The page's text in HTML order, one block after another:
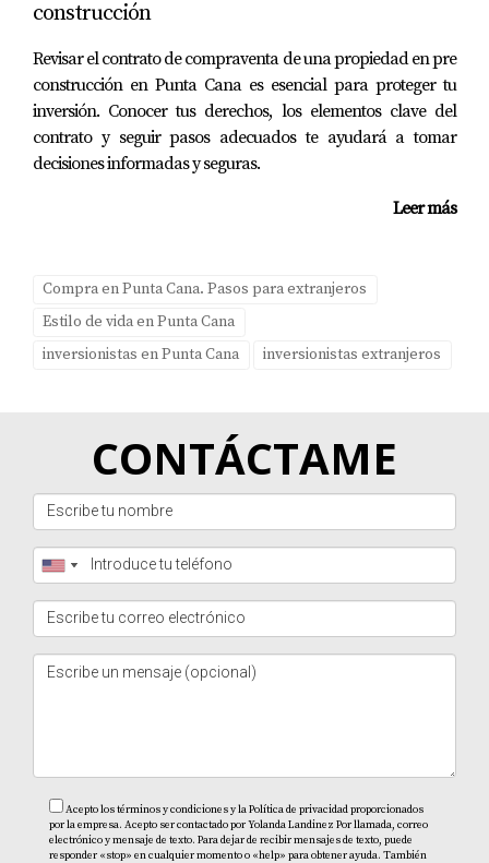
presente las expectativas y deseos de tus futuros
huéspedes. ¡No dudes en contactar a Yolanda Landinez
si necesitas asesoría personalizada sobre tu próxima
aventura en Punta Cana!
Preguntas Frecuentes
¿Cuál es el mejor momento para visitar Punta
¿Qué tipo de alojamiento es más adecuado
ideales para familias, ya que ofrecen entretenimiento y
comodidad.
¿Existen opciones sostenibles en Punta Cana?
Sí, hay eco-lodges y resorts que promueven prácticas
sostenibles y ofrecen experiencias centradas en la
naturaleza.
¿Qué actividades se recomiendan para
recomendadas.
¿Es seguro viajar a Punta Cana?
construcción
Revisar el contrato de compraventa de una propiedad en pre
construcción en Punta Cana es esencial para proteger tu
inversión. Conocer tus derechos, los elementos clave del
contrato y seguir pasos adecuados te ayudará a tomar
decisiones informadas y seguras.
Leer más
Compra en Punta Cana. Pasos para extranjeros
Estilo de vida en Punta Cana
inversionistas en Punta Cana
inversionistas extranjeros
CONTÁCTAME
Acepto los términos y condiciones y la Política de privacidad proporcionados
por la empresa. Acepto ser contactado por Yolanda Landinez Por llamada, correo
electrónico y mensaje de texto. Para dejar de recibir mensajes de texto, puede
responder «stop» en cualquier momento o «help» para obtener ayuda. También